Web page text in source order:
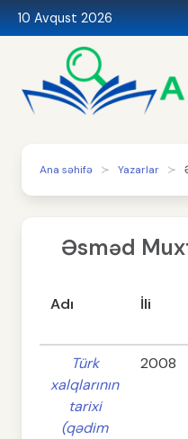
10 Avqust 2026
Ana səhifə Yazarlar
Əsməd
Adı İli
Türk
xalqlarının
tarixi
(qədim
2008